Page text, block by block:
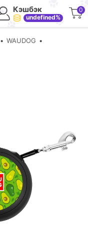
Кэшбэк
undefined%
0
WAUDOG